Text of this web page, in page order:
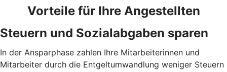
Vorteile für Ihre Angestellten
Steuern und Sozialabgaben sparen
In der Ansparphase zahlen Ihre Mitarbeiterinnen und
Mitarbeiter durch die Entgeltumwandlung weniger Steuern